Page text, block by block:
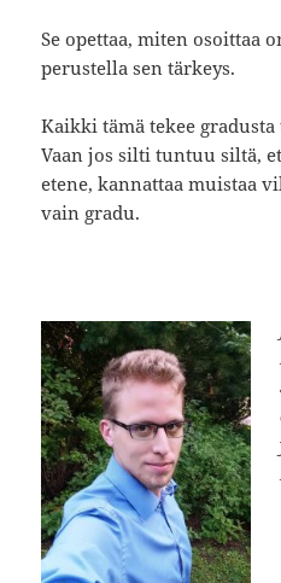
Se opettaa, miten osoittaa
perustella sen tärkeys.
Kaikki tämä tekee
Vaan jos silti tuntuu siltä,
etene, kannattaa muistaa
vain gradu.